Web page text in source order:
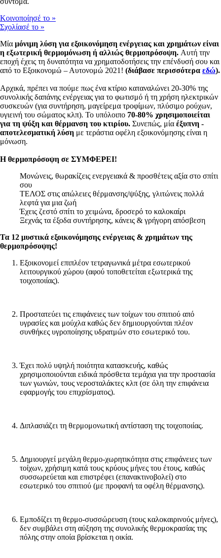
Κοινοποίησέ το »
Σχολίασέ το »
Μία μόνιμη λύση για εξοικονόμηση ενέργειας και χρημάτων είναι
η εξωτερική θερμομόνωση ή αλλιώς θερμοπρόσοψη. Αυτή την
εποχή έχεις τη δυνατότητα να χρηματοδοτήσεις την επένδυσή σου και
από το Εξοικονομώ – Αυτονομώ 2021! (διάβασε περισσότερα εδώ).
Αρχικά, πρέπει να πούμε πως ένα κτίριο καταναλώνει 20-30% της
συνολικής δαπάνης ενέργειας για το φωτισμό ή τη χρήση ηλεκτρικών
συσκευών (για συντήρηση, μαγείρεμα τροφίμων, πλύσιμο ρούχων,
υγιεινή του σώματος κλπ). Το υπόλοιπο 70-80% χρησιμοποιείται
για τη ψύξη και θέρμανση του κτιρίου. Συνεπώς, μία έξυπνη -
αποτελεσματική λύση με τεράστια οφέλη εξοικονόμησης είναι η
μόνωση.
Η θερμοπρόσοψη σε ΣΥΜΦΕΡΕΙ!
Μονώνεις, θωρακίζεις ενεργειακά & προσθέτεις αξία στο σπίτι
σου
ΤΕΛΟΣ στις απώλειες θέρμανσης/ψύξης, γλιτώνεις πολλά
λεφτά για μια ζωή
Έχεις ζεστό σπίτι το χειμώνα, δροσερό το καλοκαίρι
Ξεχνάς τα έξοδα συντήρησης, κάνεις & γρήγορη απόσβεση
Τα 12 μυστικά εξοικονόμησης ενέργειας & χρημάτων της
θερμοπρόσοψης!
Εξοικονομεί επιπλέον τετραγωνικά μέτρα εσωτερικού
λειτουργικού χώρου (αφού τοποθετείται εξωτερικά της
τοιχοποιίας).
Προστατεύει τις επιφάνειες των τοίχων του σπιτιού από
υγρασίες και μούχλα καθώς δεν δημιουργούνται πλέον
συνθήκες υγροποίησης υδρατμών στο εσωτερικό του.
Έχει πολύ υψηλή ποιότητα κατασκευής, καθώς
χρησιμοποιούνται ειδικά πρόσθετα τεμάχια για την προστασία
των γωνιών, τους νεροσταλάκτες κλπ (σε όλη την επιφάνεια
εφαρμογής του επιχρίσματος).
Διπλασιάζει τη θερμομονωτική αντίσταση της τοιχοποιίας.
Δημιουργεί μεγάλη θερμο-χωρητικότητα στις επιφάνειες των
τοίχων, χρήσιμη κατά τους κρύους μήνες του έτους, καθώς
συσσωρεύεται και επιστρέφει (επανακτινοβολεί) στο
εσωτερικό του σπιτιού (με προφανή τα οφέλη θέρμανσης).
Εμποδίζει τη θερμο-συσσώρευση (τους καλοκαιρινούς μήνες),
δεν συμβάλει στη αύξηση της συνολικής θερμοκρασίας της
πόλης στην οποία βρίσκεται η οικία.